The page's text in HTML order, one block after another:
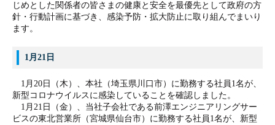
じめとした関係者の皆さまの健康と安全を最優先として政府の方
針・行動計画に基づき、感染予防・拡大防止に取り組んでまいり
ます。
1月21日
1月20日（木）、本社（埼玉県川口市）に勤務する社員1名が、
新型コロナウイルスに感染していることを確認しました。
1月21日（金）、当社子会社である前澤エ ンジニアリングサー
ビスの東北営業所（宮城県仙台市）に勤務する社員1名が、新型